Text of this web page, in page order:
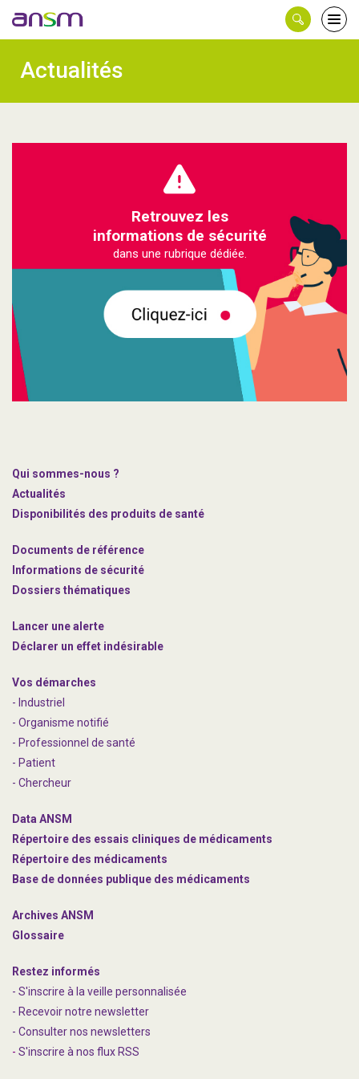
le
Actualités
Retrouvez les
informations de sécurité
dans une rubrique dédiée.
Qui sommes-nous ?
Actualités
Disponibilités des produits de santé
Documents de référence
Informations de sécurité
Dossiers thématiques
Lancer une alerte
Déclarer un effet indésirable
Vos démarches
- Industriel
- Organisme notifié
- Professionnel de santé
- Patient
- Chercheur
Data ANSM
Répertoire des essais cliniques de médicaments
Répertoire des médicaments
Base de données publique des médicaments
Archives ANSM
Glossaire
Restez informés
- S'inscrire à la veille personnalisée
- Recevoir notre newsletter
- Consulter nos newsletters
- S'inscrire à nos flux RSS